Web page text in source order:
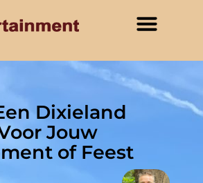
Dixieland
Jouw
of Feest